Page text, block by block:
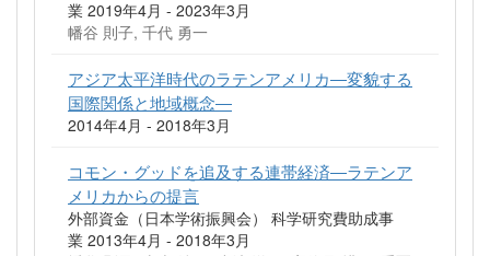
業 2019年4月 - 2023年3月
幡谷 則子, 千代 勇一
アジア太平洋時代のラテンアメリカ―変貌する
国際関係と地域概念―
2014年4月 - 2018年3月
コモン・グッドを追及する連帯経済―ラテンア
メリカからの提言
外部資金（日本学術振興会） 科学研究費助成事
業 2013年4月 - 2018年3月